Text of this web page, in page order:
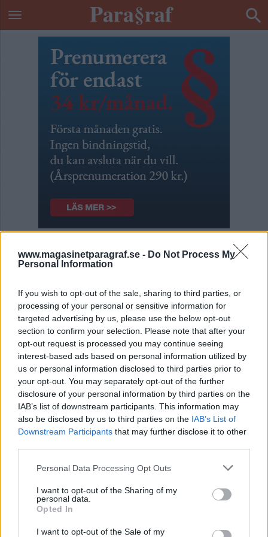
www.magasinetparagraf.se - Do Not Process My
Personal Information
If you wish to opt-out of the sale, sharing to third parties, or
processing of your personal or sensitive information for
targeted advertising by us, please use the below opt-out
section to confirm your selection. Please note that after your
opt-out request is processed you may continue seeing
interest-based ads based on personal information utilized by
us or personal information disclosed to third parties prior to
your opt-out. You may separately opt-out of the further
disclosure of your personal information by third parties on the
IAB’s list of downstream participants. This information may
also be disclosed by us to third parties on the IAB’s List of
Downstream Participants that may further disclose it to other
Personal Data Processing Opt Outs
I want to opt-out of the Sharing of my
personal data.
Opted In
I want to opt-out of the Sale of my
DEBATT
Vitryssland
Regeringens går emot en öppen detaljerad
redovisning av de politiska partiernas intäkter,
utgifter och skulder. Regeringens invändning mot
en öppen redovisning stinker lång väg och
placerar därmed Sverige i samma strykklass som
Schweiz, furst Alberts Monaco och Lukasjenkos
Vitryssland, hävdar Anders Carlgren.
Vad händer nu med
Julian Assange?
Han är en egomaniac, som låter WikiLeaks
volontärer klippa hans hår till musik från absurda
musikvideor. En man som ser sig förrådd av
världen, han är skrämd och fångad i sin egen
fälla. Själv anser sig Julian Assange utsatt för en